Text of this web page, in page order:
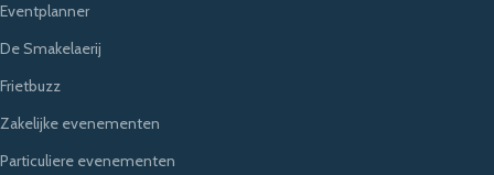
Eventplanner
De Smakelaerij
Frietbuzz
Zakelijke evenementen
Particuliere evenementen